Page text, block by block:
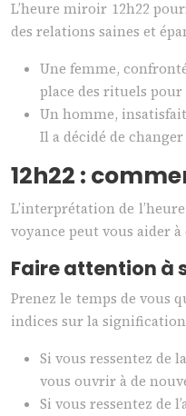
L’heure miroir 12h22
des relations saines et
Une femme,
place des rituels pour
Un homme,
Il a décidé de
12h22 :
L’interprétation de
voyance peut vous aider
Faire attention à
Prenez le temps de vous
indices sur la signification
Si vous ressentez de
vous ouvrir à de
Si vous ressentez de